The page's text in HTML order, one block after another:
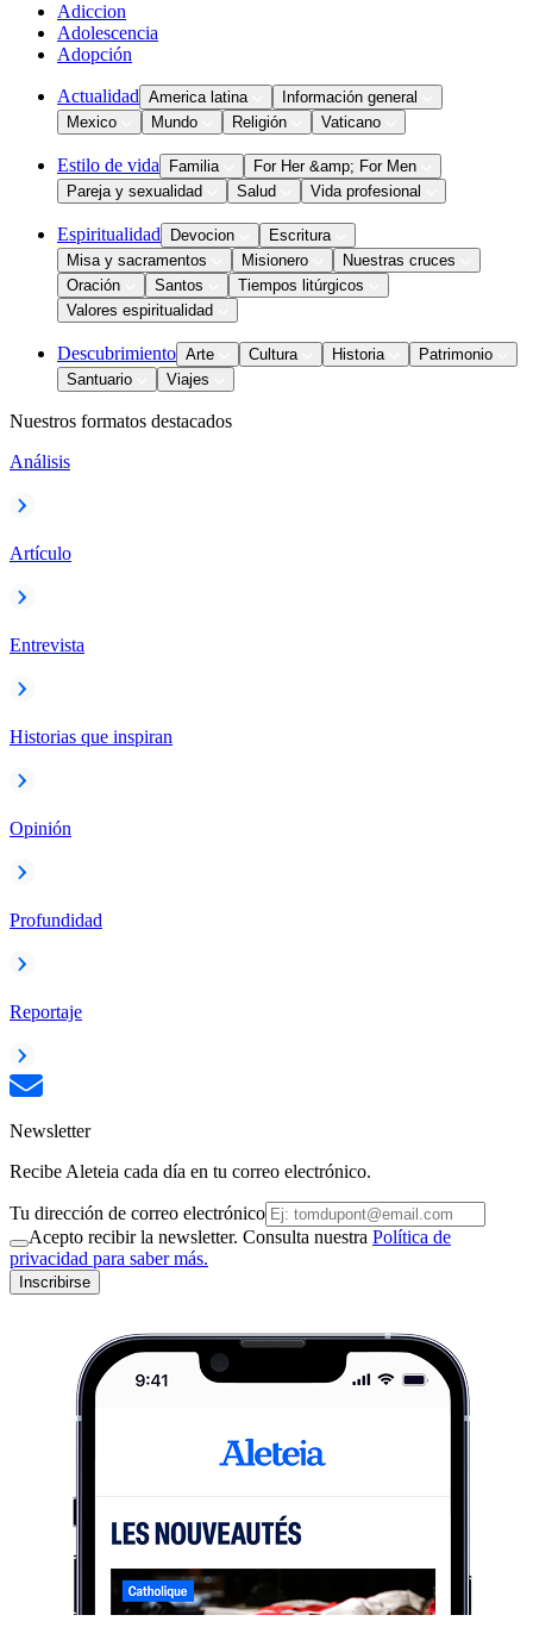
Adiccion
Adolescencia
Adopción
Actualidad America latina
Información general
Mexico
Mundo Religión Vaticano
Estilo de vida Familia
For Her &amp; For Men
Pareja y sexualidad
Salud Vida profesional
Espiritualidad Devocion
Escritura
Misa y sacramentos
Misionero
Nuestras cruces
Oración
Santos
Tiempos litúrgicos
Valores espiritualidad
Descubrimiento Arte Cultura Historia
Patrimonio
Santuario
Viajes
Nuestros formatos destacados
Análisis
Artículo
Entrevista
Historias que inspiran
Opinión
Profundidad
Reportaje
Newsletter
Recibe Aleteia cada día en tu correo electrónico.
Tu dirección de correo electrónico
Acepto recibir la newsletter. Consulta nuestra Política de
privacidad para saber más.
Inscribirse